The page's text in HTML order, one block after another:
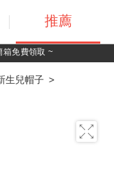
箱免費領取 ~
生兒帽子
推薦